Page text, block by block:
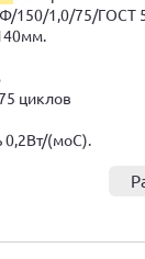
150/1,0/75/ГОСТ
циклов
0,2Вт/(моС).